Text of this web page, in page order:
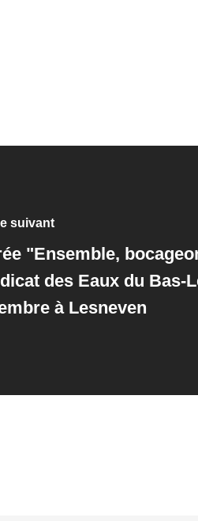
suivant
"Ensemble,
des Eaux du Bas-
à Lesneven